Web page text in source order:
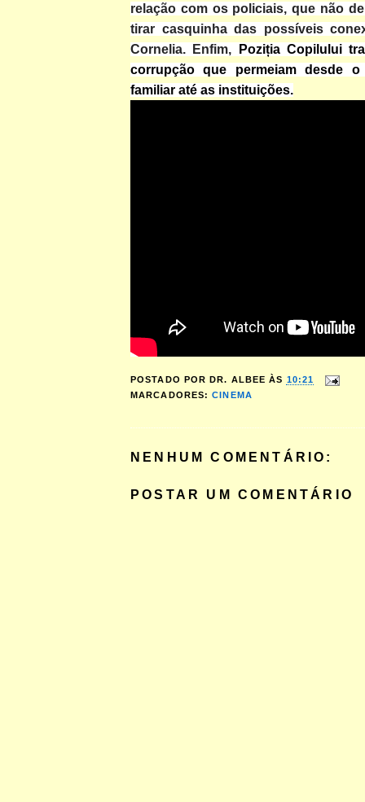
relação com os policiais, que não
tirar casquinha das possíveis
Cornelia. Enfim, Poziția Copilului
corrupção que permeiam desde o
familiar até as instituições.
POSTADO POR DR. ALBEE ÀS 10:21
MARCADORES:CINEMA
NENHUM COMENTÁRIO:
POSTAR UM COMENTÁRIO